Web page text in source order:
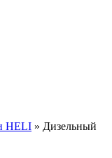
HELI » Дизельный